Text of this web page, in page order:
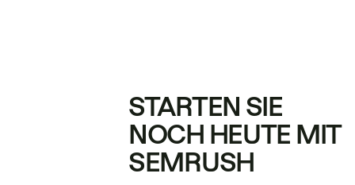
STARTEN SIE
NOCH HEUTE MIT
SEMRUSH